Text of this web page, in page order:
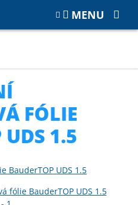
FÓLIE
UDS 1.5
MENU